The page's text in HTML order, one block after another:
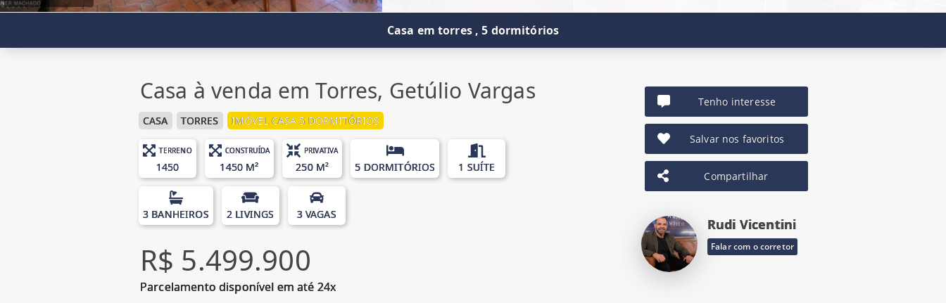
Casa em torres , 5 dormitórios
Casa à venda em Torres, Getúlio Vargas
CASA TORRES IMÓVEL CASA 5 DORMITÓRIOS
TERRENO
1450
CONSTRUÍDA
1450 M²
PRIVATIVA
250 M² 5 DORMITÓRIOS 1 SUÍTE
3 BANHEIROS 2 LIVINGS 3 VAGAS
R$ 5.499.900
Parcelamento disponível em até 24x
Tenho interesse
Salvar nos favoritos
Compartilhar
Rudi Vicentini
Falar com o corretor